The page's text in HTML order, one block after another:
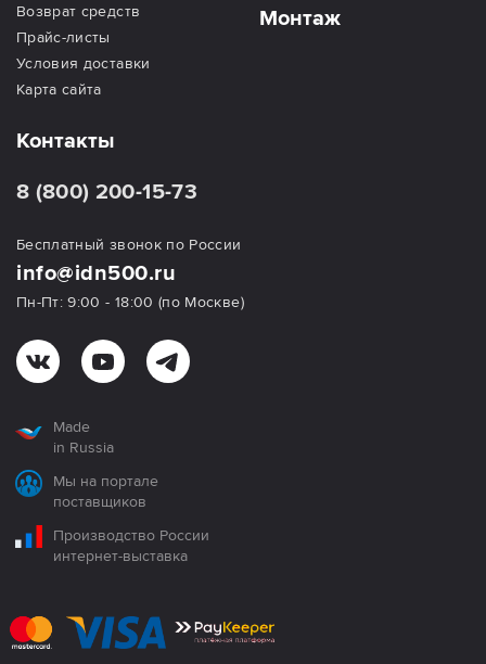
Возврат средств
Прайс-листы
Условия доставки
Карта сайта
Монтаж
Контакты
8 (800) 200-15-73
Бесплатный звонок по России
info@idn500.ru
Пн-Пт: 9:00 - 18:00 (по Москве)
Made
in Russia
Мы на портале
поставщиков
Производство России
интернет-выставка